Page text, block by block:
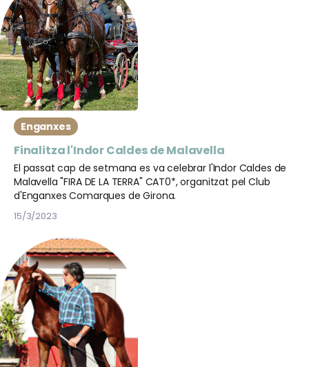
Enganxes
Finalitza l'Indor Caldes de Malavella
El passat cap de setmana es va celebrar l'Indor Caldes de
Malavella "FIRA DE LA TERRA" CAT0*, organitzat pel Club
d'Enganxes Comarques de Girona.
15/3/2023